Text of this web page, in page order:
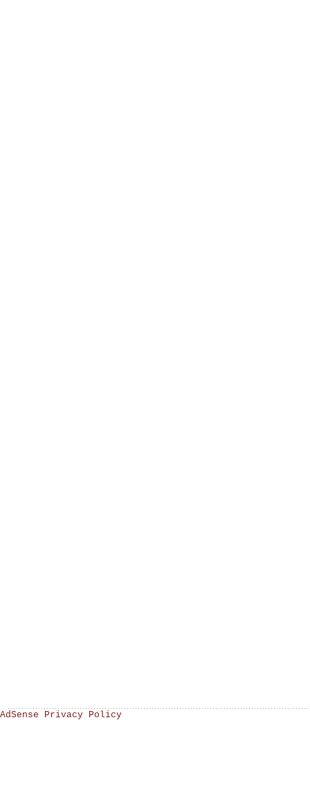
AdSense Privacy Policy